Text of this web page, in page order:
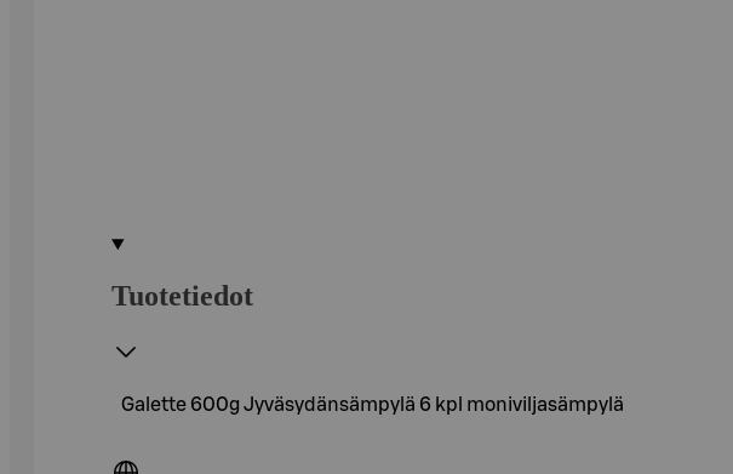
Tuotetiedot
Galette 600g Jyväsydänsämpylä 6 kpl moniviljasämpylä